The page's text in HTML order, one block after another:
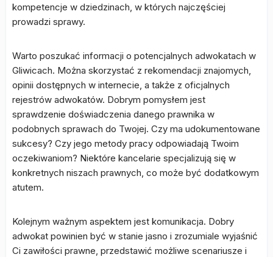
kompetencje w dziedzinach, w których najczęściej
prowadzi sprawy.
Warto poszukać informacji o potencjalnych adwokatach w
Gliwicach. Można skorzystać z rekomendacji znajomych,
opinii dostępnych w internecie, a także z oficjalnych
rejestrów adwokatów. Dobrym pomysłem jest
sprawdzenie doświadczenia danego prawnika w
podobnych sprawach do Twojej. Czy ma udokumentowane
sukcesy? Czy jego metody pracy odpowiadają Twoim
oczekiwaniom? Niektóre kancelarie specjalizują się w
konkretnych niszach prawnych, co może być dodatkowym
atutem.
Kolejnym ważnym aspektem jest komunikacja. Dobry
adwokat powinien być w stanie jasno i zrozumiale wyjaśnić
Ci zawiłości prawne, przedstawić możliwe scenariusze i